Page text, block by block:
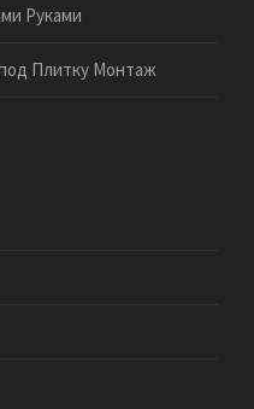
Руками
Плитку Монтаж